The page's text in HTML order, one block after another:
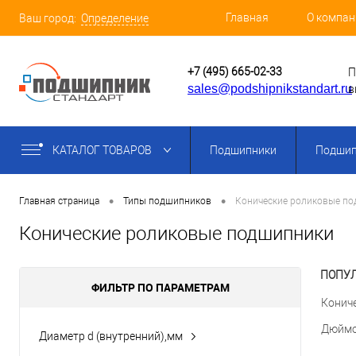
Ваш город: Определение Главная О
+7 (495) 665-02-33
sales@podshipnikstandart.ru
КАТАЛОГ ТОВАРОВ Подшипники
Главная страница • Типы подшипников • Конические роликовые
Конические роликовые подшипники
ФИЛЬТР ПО ПАРАМЕТРАМ
Диаметр d (внутренний),мм